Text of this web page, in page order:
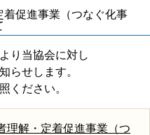
促進事業（つなぐ化事
り当協会に対し
らせします。
ください。
解・定着促進事業（つ